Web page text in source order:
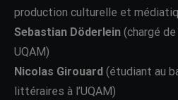
production culturelle et
Sebastian Döderlein (chargé
UQAM)
Nicolas Girouard (étudiant au
littéraires à l’UQAM)